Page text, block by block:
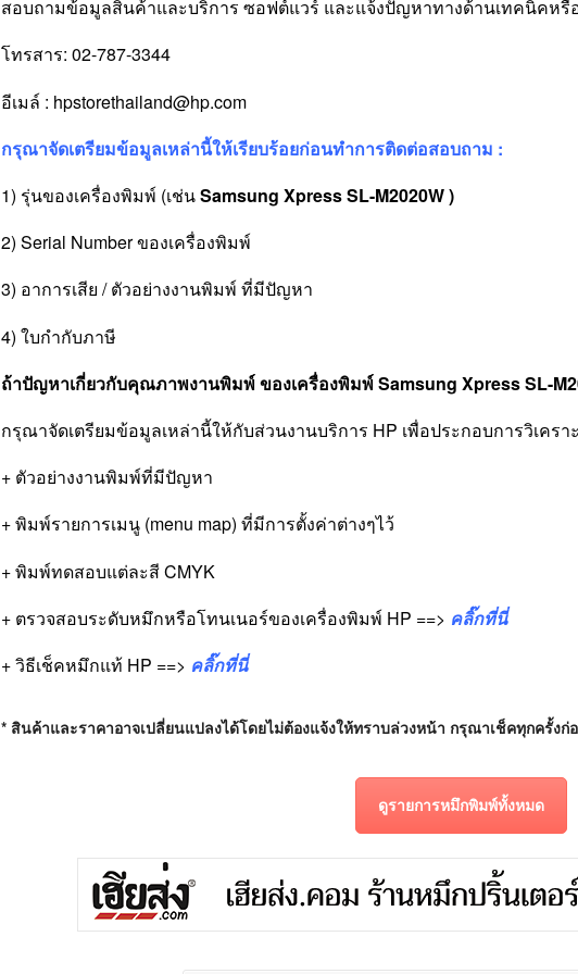
สอบถามข้อมูลสินค้าและบริการ ซอฟต์แวร์ และแจ้งปัญหาทางด้านเทคนิคหรื
โทรสาร: 02-787-3344
อีเมล์ : hpstorethailand@hp.com
กรุณาจัดเตรียมข้อมูลเหล่านี้ให้เรียบร้อยก่อนทำการติดต่อสอบถาม :
1) รุ่นของเครื่องพิมพ์ (เช่นSamsung Xpress SL-M2020W )
2) Serial Number ของเครื่องพิมพ์
3) อาการเสีย / ตัวอย่างงานพิมพ์ ที่มีปัญหา
4) ใบกำกับภาษี
ถ้าปัญหาเกี่ยวกับคุณภาพงานพิมพ์ ของเครื่องพิมพ์ Samsung Xpress SL-
กรุณาจัดเตรียมข้อมูลเหล่านี้ให้กับส่วนงานบริการ HP เพื่อประกอบการวิเคร
+ ตัวอย่างงานพิมพ์ที่มีปัญหา
+ พิมพ์รายการเมนู (menu map) ที่มีการตั้งค่าต่างๆไว้
+ พิมพ์ทดสอบแต่ละสี CMYK
+ ตรวจสอบระดับหมึกหรือโทนเนอร์ของเครื่องพิมพ์ HP ==> คลิ๊กที่นี่
+ วิธีเช็คหมึกแท้ HP ==> คลิ๊กที่นี่
* สินค้าและราคาอาจเปลี่ยนแปลงได้โดยไม่ต้องแจ้งให้ทราบล่วงหน้า กรุณาเช็คทุกครั้งก่
ดูรายการหมึกพิมพ์ทั้งหมด